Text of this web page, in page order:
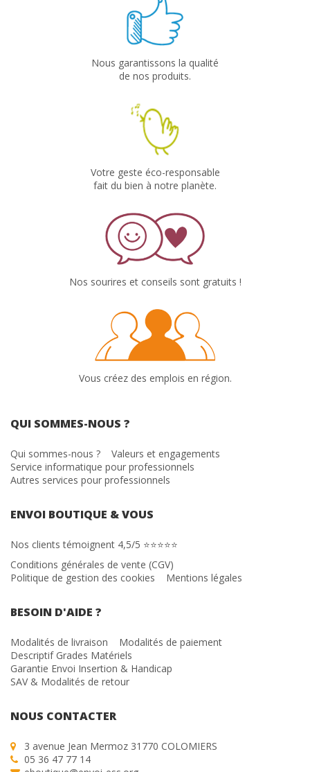
Nous garantissons la qualité
de nos produits.
Votre geste éco-responsable
fait du bien à notre planète.
Nos sourires et conseils sont gratuits !
Vous créez des emplois en région.
QUI SOMMES-NOUS ?
Qui sommes-nous ?
Valeurs et engagements
Service informatique pour professionnels
Autres services pour professionnels
ENVOI BOUTIQUE & VOUS
Nos clients témoignent 4,5/5 ⭐⭐⭐⭐⭐
Conditions générales de vente (CGV)
Politique de gestion des cookies
Mentions légales
BESOIN D'AIDE ?
Modalités de livraison
Modalités de paiement
Descriptif Grades Matériels
Garantie Envoi Insertion & Handicap
SAV & Modalités de retour
NOUS CONTACTER
3 avenue Jean Mermoz 31770 COLOMIERS
05 36 47 77 14